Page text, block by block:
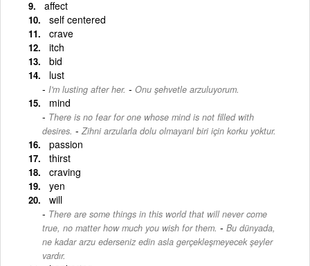
affect
self centered
crave
itch
bid
lust
I'm lusting after her. - Onu şehvetle arzuluyorum.
mind
There is no fear for one whose mind is not filled with
desires. - Zihni arzularla dolu olmayanl biri için korku yoktur.
passion
thirst
craving
yen
will
There are some things in this world that will never come
true, no matter how much you wish for them. - Bu dünyada,
ne kadar arzu ederseniz edin asla gerçekleşmeyecek şeyler
vardır.